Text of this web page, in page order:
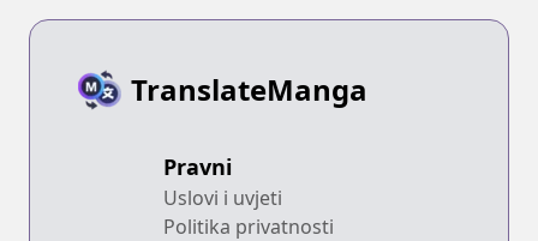
TranslateManga
Pravni
Uslovi i uvjeti
Politika privatnosti